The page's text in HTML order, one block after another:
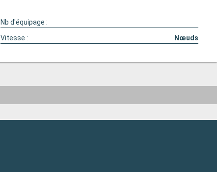
Nb d'équipage :
Vitesse : Nœuds